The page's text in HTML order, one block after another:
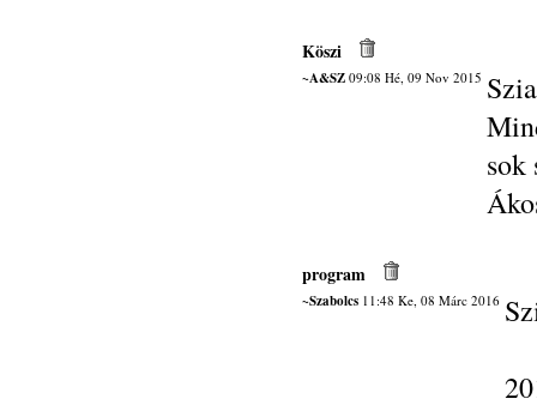
Köszi
~A&SZ09:08 Hé, 09 Nov 2015
sok
program
~Szabolcs11:48 Ke, 08 Márc 2016